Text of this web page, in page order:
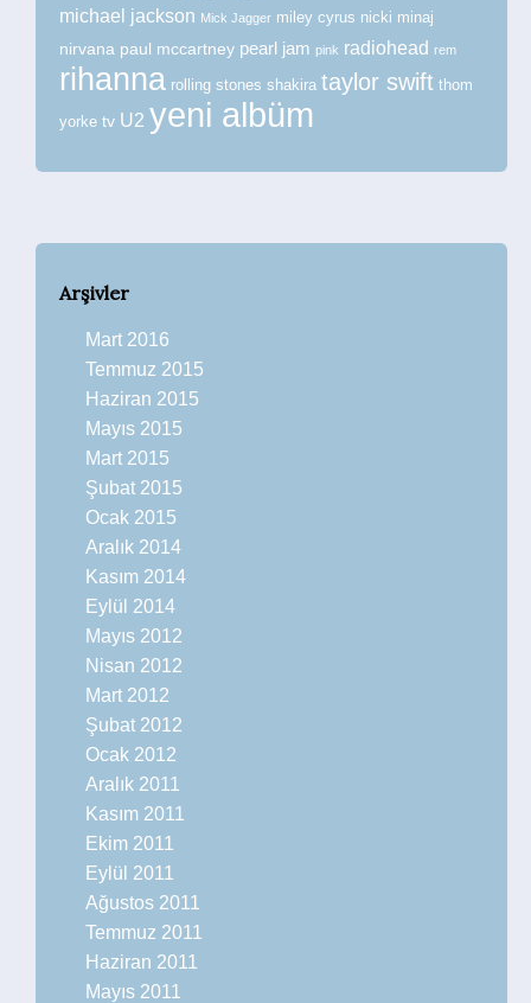
michael jackson Mick Jagger miley cyrus nicki minaj
nirvana paul mccartney pearl jam pink radiohead rem
rihanna rolling stones shakira taylor swift thom
yorke tv U2 yeni albüm
Arşivler
Mart 2016
Temmuz 2015
Haziran 2015
Mayıs 2015
Mart 2015
Şubat 2015
Ocak 2015
Aralık 2014
Kasım 2014
Eylül 2014
Mayıs 2012
Nisan 2012
Mart 2012
Şubat 2012
Ocak 2012
Aralık 2011
Kasım 2011
Ekim 2011
Eylül 2011
Ağustos 2011
Temmuz 2011
Haziran 2011
Mayıs 2011